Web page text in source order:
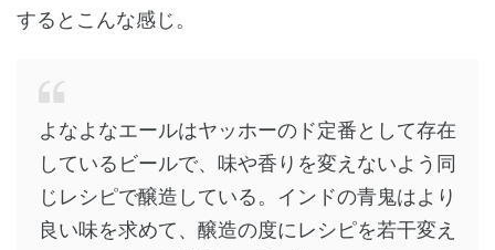
するとこんな感じ。
よなよなエールはヤッホーのド定番として存在
しているビールで、味や香りを変えないよう同
じレシピで醸造している。インドの青鬼はより
良い味を求めて、醸造の度にレシピを若干変え